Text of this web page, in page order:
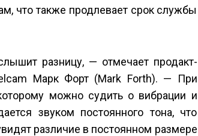
что также продлевает срок службы
разницу, — отмечает продакт­
Марк Форт (Mark Forth). — При
можно судить о вибрации и
звуком постоянного тона, что
различие в постоянном размере